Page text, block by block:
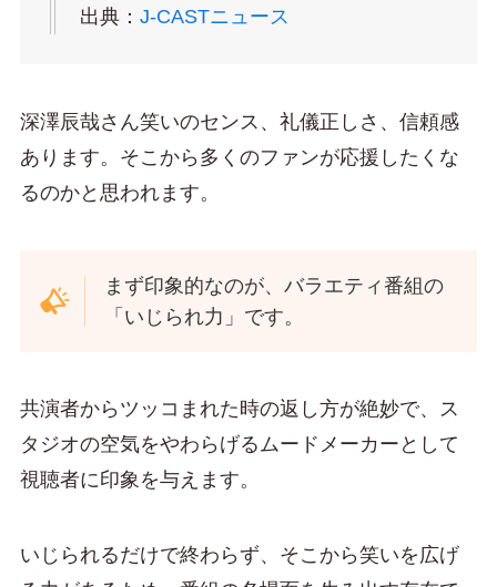
出典： J-CASTニュース
深澤辰哉さん笑いのセンス、礼儀正しさ、信頼感
あります。そこから多くのファンが応援したくな
るのかと思われます。
まず印象的なのが、バラエティ番組の
「いじられ力」です。
共演者からツッコまれた時の返し方が絶妙で、ス
タジオの空気をやわらげるムードメーカーとして
視聴者に印象を与えます。
いじられるだけで終わらず、そこから笑いを広げ